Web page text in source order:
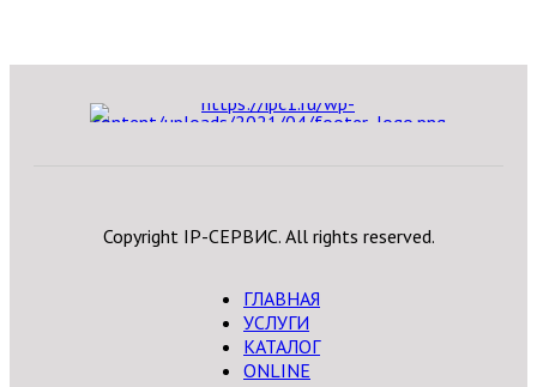
Copyright IP-СЕРВИС. All rights reserved.
ГЛАВНАЯ
УСЛУГИ
КАТАЛОГ
ONLINE